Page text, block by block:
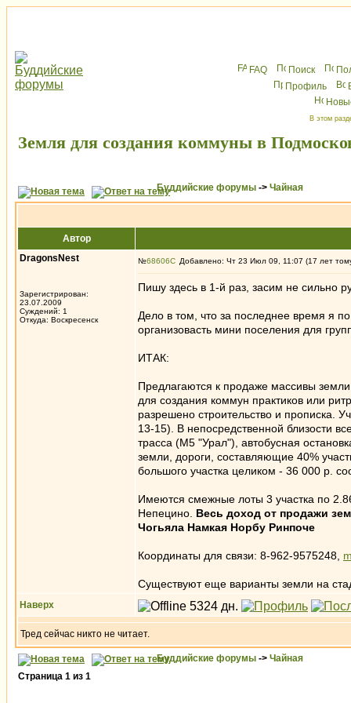
FAQ Поиск
Профиль
В этом
Земля для создания коммуны в
Буддийские форумы -> Чайная
Автор
DragonsNest
Зарегистрирован:
23.07.2009
Суждений: 1
Откуда: Воскресенск
№68606 Добавлено: Чт 23 Июл 09, 11:07 (17 лет
Пишу здесь в 1-й раз, засим не сильно
Дело в том, что за последнее время я
организовасть мини поселения для
ИТАК:
Предлагаются к продаже массивы
для создания коммун практиков или
разрешено строительство и прописка.
13-15). В непосредственной близости
трасса (М5 "Урал"), автобусная
земли, дороги, составляющие 40%
большого участка целиком - 36 000 р.
Имеются смежные лоты 3 участка по
Непецино. Весь доход от продажи
Чогьяла Намкая Норбу Ринпоче
Координаты для связи: 8-962-9575248,
Существуют еще варианты земли на
Наверх
Тред сейчас никто не читает.
Буддийские форумы -> Чайная
Страница 1 из 1